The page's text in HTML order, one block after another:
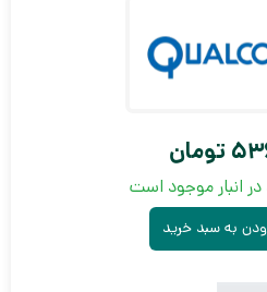
تومان
به سبد خرید